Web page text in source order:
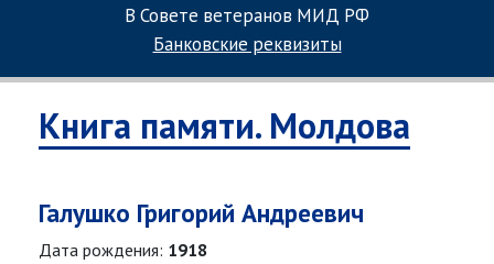
В Совете ветеранов МИД РФ
Банковские реквизиты
Книга памяти. Молдова
Галушко Григорий Андреевич
Дата рождения: 1918